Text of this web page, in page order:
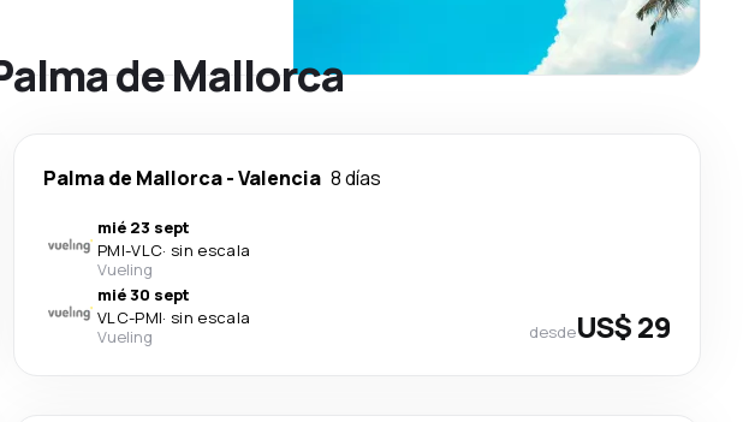
de Mallorca
Palma de Mallorca-Valencia 8 días
mié 23 sept
PMI-VLC· sin escala
Vueling
mié 30 sept
VLC-PMI· sin escala
Vueling
desdeUS$ 29